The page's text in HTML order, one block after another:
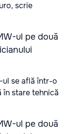
scrie
ul se află într-o
stare tehnică